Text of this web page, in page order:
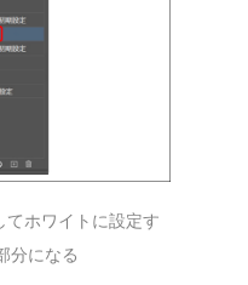
ホワイトに設定す
分になる